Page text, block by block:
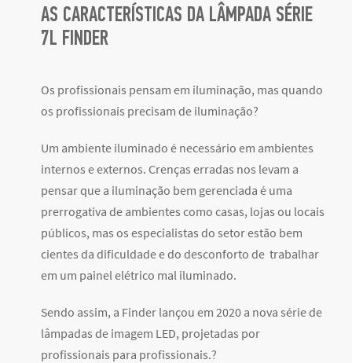
AS CARACTERÍSTICAS DA LÂMPADA SÉRIE
7L FINDER
Os profissionais pensam em iluminação, mas quando
os profissionais precisam de iluminação?
Um ambiente iluminado é necessário em ambientes
internos e externos. Crenças erradas nos levam a
pensar que a iluminação bem gerenciada é uma
prerrogativa de ambientes como casas, lojas ou locais
públicos, mas os especialistas do setor estão bem
cientes da dificuldade e do desconforto de trabalhar
em um painel elétrico mal iluminado.
Sendo assim, a Finder lançou em 2020 a nova série de
lâmpadas de imagem LED, projetadas por
profissionais para profissionais.?